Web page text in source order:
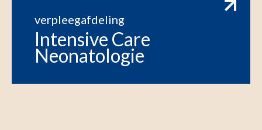
verpleegafdeling
Intensive Care
Neonatologie